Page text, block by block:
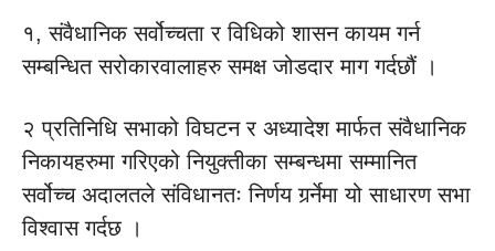
१, संवैधानिक सर्वोच्चता र विधिको शासन कायम गर्न
सम्बन्धित सरोकारवालाहरु समक्ष जोडदार माग गर्दछौं ।
२ प्रतिनिधि सभाको विघटन र अध्यादेश मार्फत संवैधानिक
निकायहरुमा गरिएको नियुक्तीका सम्बन्धमा सम्मानित
सर्वोच्च अदालतले संविधानतः निर्णय गर्र्नेमा यो साधारण सभा
विश्वास गर्दछ ।